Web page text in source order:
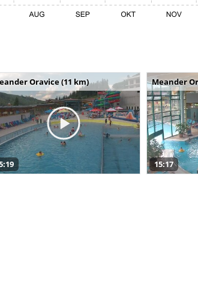
Oravice (11 km) Meander
15:17